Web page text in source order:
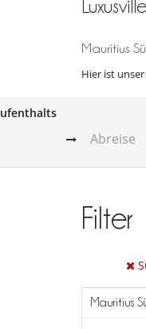
Mauritius
Hier ist
Filter
Mauritius